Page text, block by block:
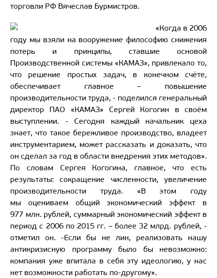
торговли РФ Вячеслав Бурмистров.
«Когда в 2006
году мы взяли на вооружение философию снижения
потерь и принципы, ставшие основой
Производственной системы «КАМАЗ», привлекало то,
что решение простых задач, в конечном счёте,
обеспечивает главное – повышение
производительности труда, - поделился генеральный
директор ПАО «КАМАЗ» Сергей Когогин в своём
выступлении. - Сегодня каждый начальник цеха
знает, что такое бережливое производство, владеет
инструментарием, может рассказать и доказать, что
он сделал за год в области внедрения этих методов».
По словам Сергея Когогина, главное, что есть
результаты: сокращение численности, увеличение
производительности труда. «В этом году
мы оцениваем общий экономический эффект в
977 млн. рублей, суммарный экономический эффект в
период с 2006 по 2015 гг. – более 32 млрд. рублей, -
отметил он. -Если бы не лин, реализовать нашу
антикризисную программу было бы невозможно:
компания уже впитала в себя эту идеологию, у нас
нет возможности работать по-другому».